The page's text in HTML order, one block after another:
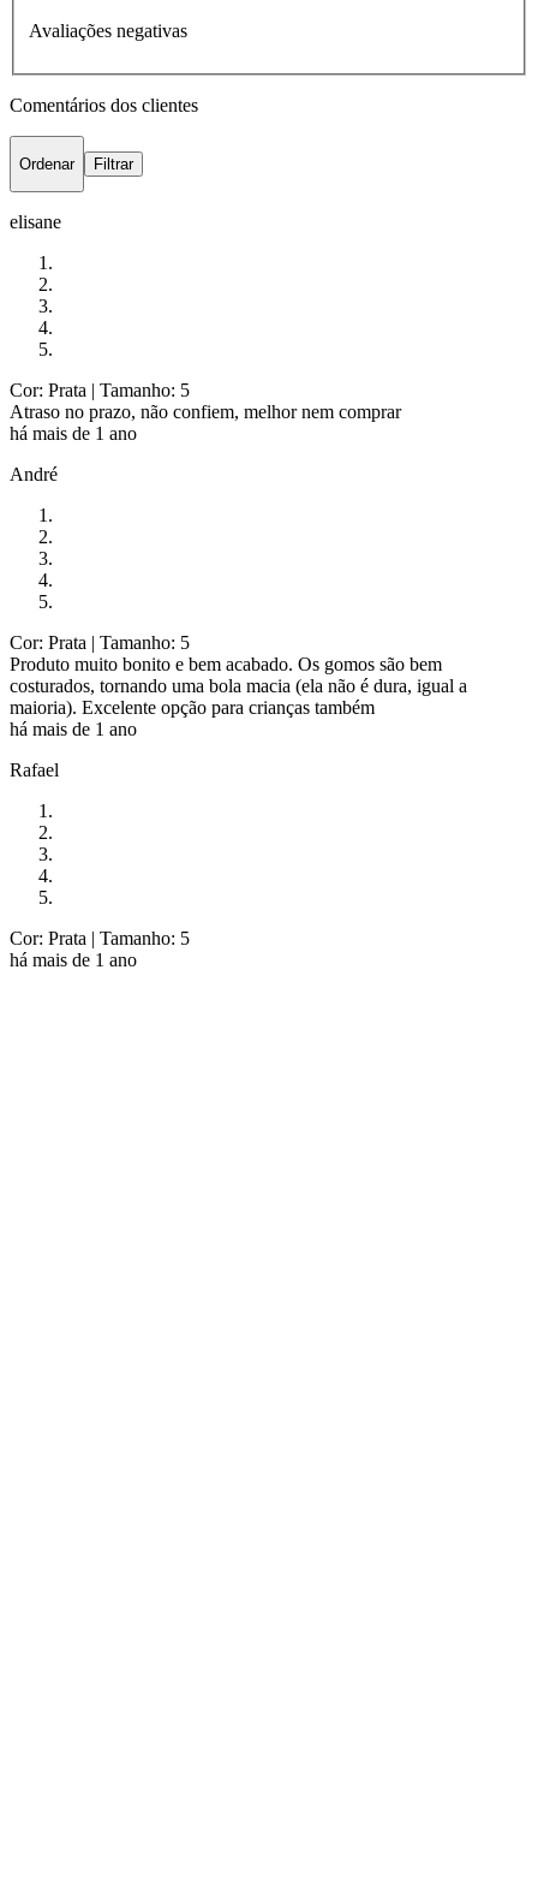
Avaliações negativas
Comentários dos clientes
Ordenar Filtrar
elisane
Cor: Prata | Tamanho: 5
Atraso no prazo, não confiem, melhor nem comprar
há mais de 1 ano
André
Cor: Prata | Tamanho: 5
Produto muito bonito e bem acabado. Os gomos são bem
costurados, tornando uma bola macia (ela não é dura, igual a
maioria). Excelente opção para crianças também
há mais de 1 ano
Rafael
Cor: Prata | Tamanho: 5
há mais de 1 ano